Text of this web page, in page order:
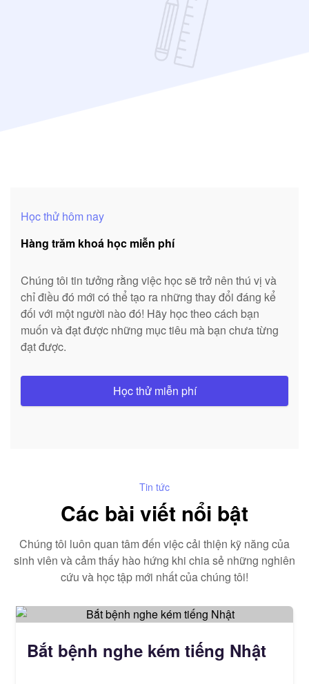
Học thử hôm nay
Hàng trăm khoá học miễn phí
Chúng tôi tin tưởng rằng việc học sẽ trở nên thú vị và
chỉ điều đó mới có thể tạo ra những thay đổi đáng kể
đối với một người nào đó! Hãy học theo cách bạn
muốn và đạt được những mục tiêu mà bạn chưa từng
đạt được.
Học thử miễn phí
Tin tức
Các bài viết nổi bật
Chúng tôi luôn quan tâm đến việc cải thiện kỹ năng của
sinh viên và cảm thấy hào hứng khi chia sẻ những nghiên
cứu và học tập mới nhất của chúng tôi!
Bắt bệnh nghe kém tiếng Nhật